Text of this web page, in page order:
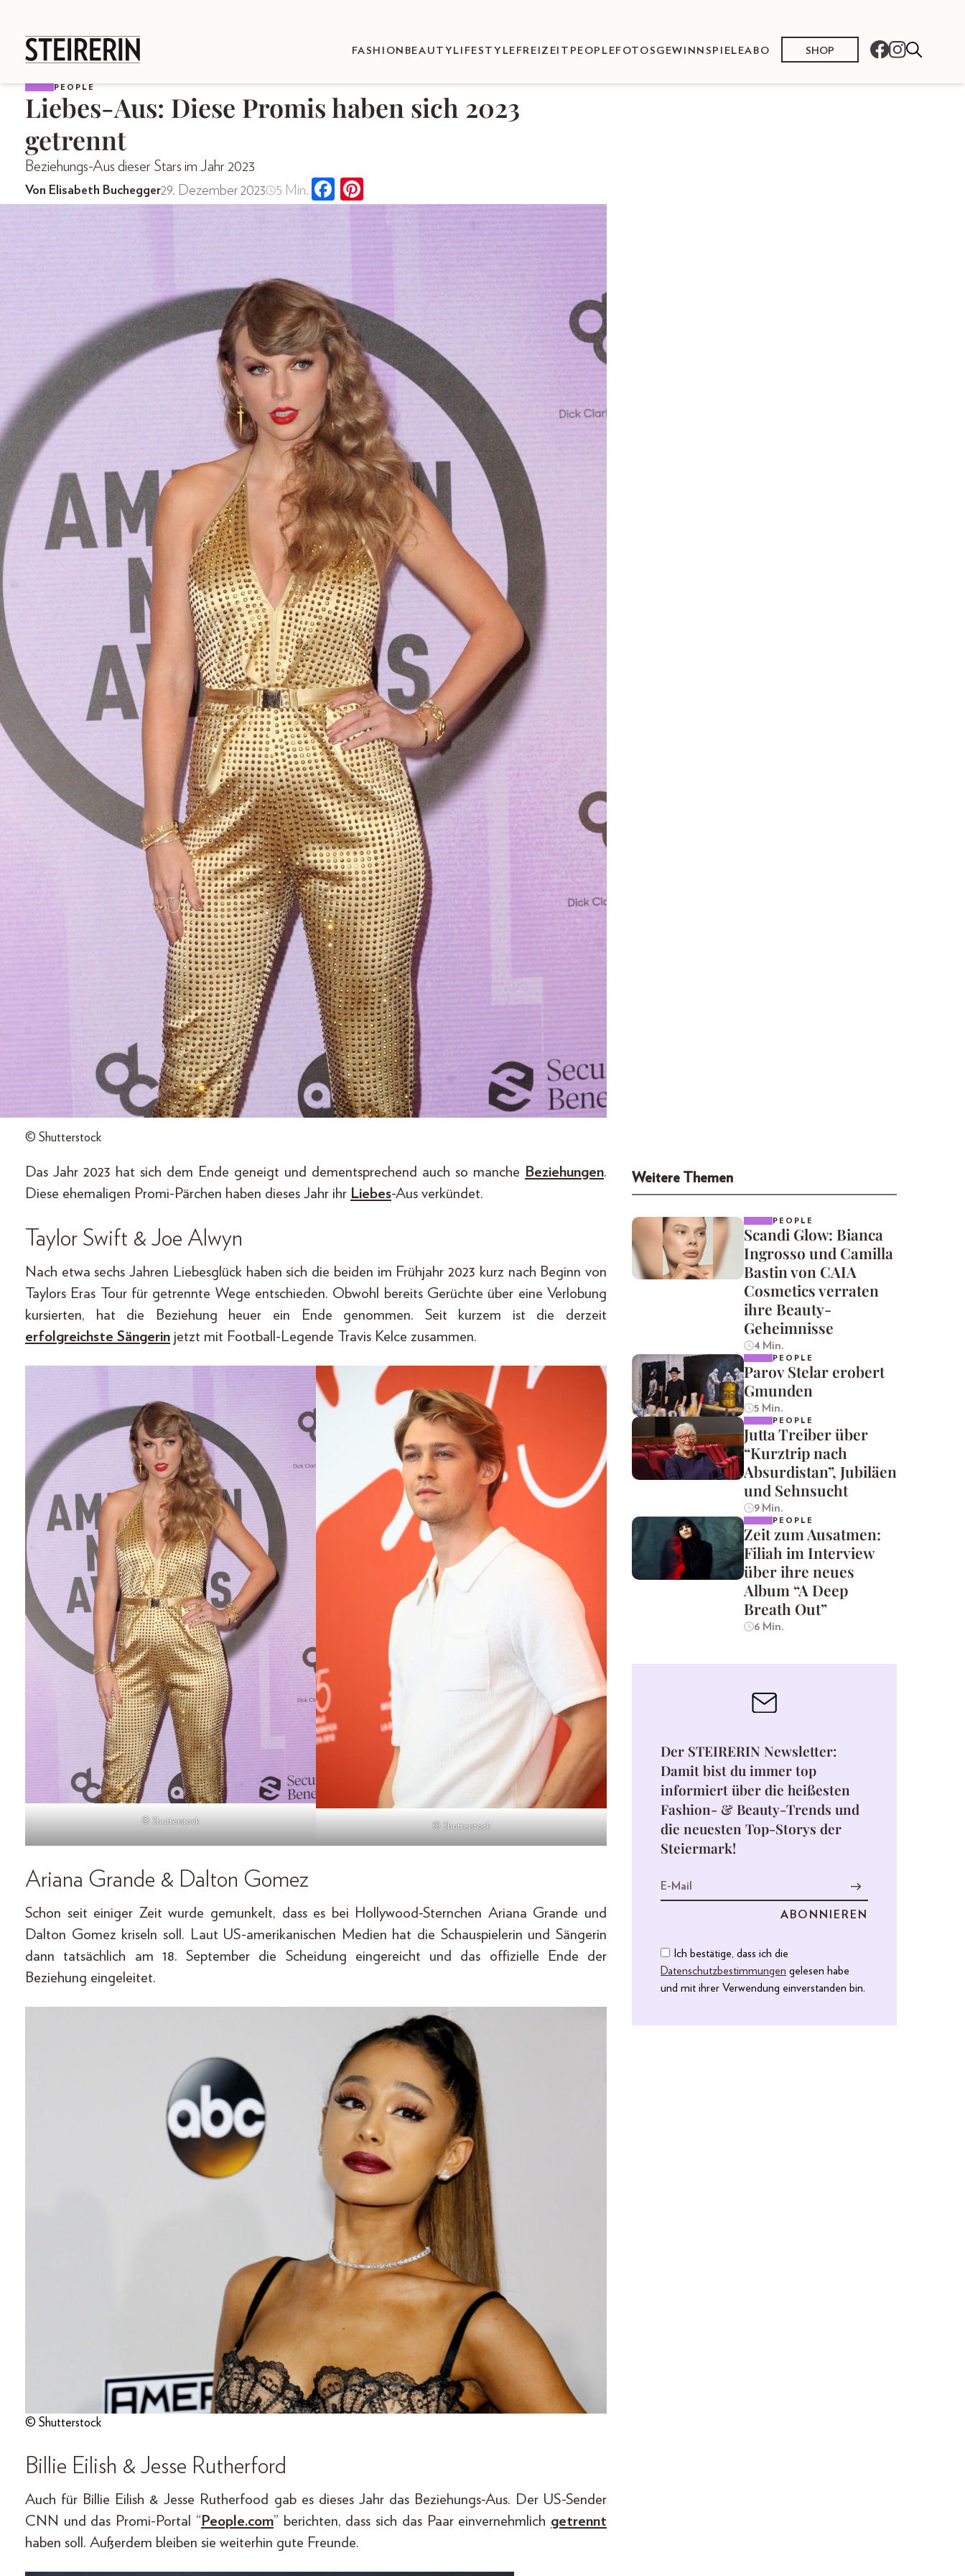
FASHION BEAUTY LIFESTYLE FREIZEIT PEOPLE FOTOS GEWINNSPIELEABO SHOP
PEOPLE
Liebes-Aus: Diese Promis haben sich 2023
getrennt
Beziehungs-Aus dieser Stars im Jahr 2023
Von Elisabeth Buchegger29. Dezember 2023 5 Min.
© Shutterstock
Das Jahr 2023 hat sich dem Ende geneigt und dementsprechend auch so manche Beziehungen.
Diese ehemaligen Promi-Pärchen haben dieses Jahr ihr Liebes-Aus verkündet.
Taylor Swift & Joe Alwyn
Nach etwa sechs Jahren Liebesglück haben sich die beiden im Frühjahr 2023 kurz nach Beginn von
Taylors Eras Tour für getrennte Wege entschieden. Obwohl bereits Gerüchte über eine Verlobung
kursierten, hat die Beziehung heuer ein Ende genommen. Seit kurzem ist die derzeit
erfolgreichste Sängerin jetzt mit Football-Legende Travis Kelce zusammen.
© Shutterstock
© Shutterstock
Ariana Grande & Dalton Gomez
Schon seit einiger Zeit wurde gemunkelt, dass es bei Hollywood-Sternchen Ariana Grande und
Dalton Gomez kriseln soll. Laut US-amerikanischen Medien hat die Schauspielerin und Sängerin
dann tatsächlich am 18. September die Scheidung eingereicht und das offizielle Ende der
Beziehung eingeleitet.
© Shutterstock
Billie Eilish & Jesse Rutherford
Auch für Billie Eilish & Jesse Rutherfood gab es dieses Jahr das Beziehungs-Aus. Der US-Sender
CNN und das Promi-Portal “ People.com” berichten, dass sich das Paar einvernehmlich getrennt
haben soll. Außerdem bleiben sie weiterhin gute Freunde.
Weitere Themen
PEOPLE
Scandi Glow: Bianca
Ingrosso und Camilla
Bastin von CAIA
Cosmetics verraten
ihre Beauty-
Geheimnisse
4 Min.
PEOPLE
Parov Stelar erobert
Gmunden
5 Min.
PEOPLE
Jutta Treiber über
“Kurztrip nach
Absurdistan”, Jubiläen
und Sehnsucht
9 Min.
PEOPLE
Zeit zum Ausatmen:
Filiah im Interview
über ihre neues
Album “A Deep
Breath Out”
6 Min.
Der STEIRERIN Newsletter:
Damit bist du immer top
informiert über die heißesten
Fashion- & Beauty-Trends und
die neuesten Top-Storys der
Steiermark!
Ich bestätige, dass ich die
Datenschutzbestimmungen gelesen habe
und mit ihrer Verwendung einverstanden bin.